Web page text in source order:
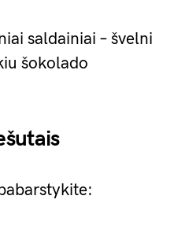
saldainiai – švelni
šokolado